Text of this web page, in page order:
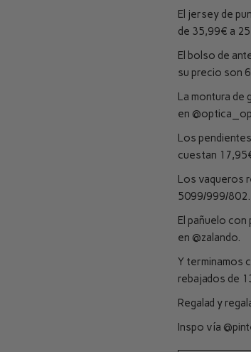
El jersey de
de 35,99€ a
El bolso de
su precio son
La montura de
en
Los
cuestan
Los vaqueros
5099/999/802.
El pañuelo con
en @zalando.
Y terminamos
rebajados de
Regalad y
Inspo vía